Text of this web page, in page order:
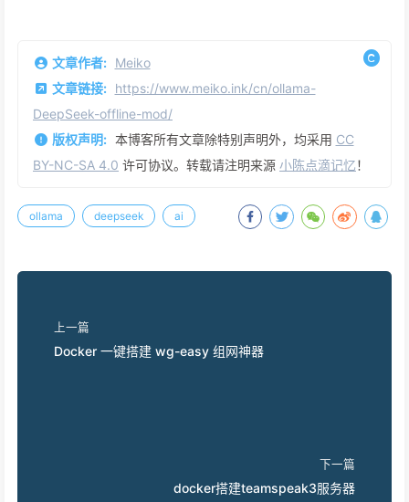
文章作者: Meiko
文章链接: https://www.meiko.ink/cn/ollama-
DeepSeek-offline-mod/
版权声明: 本博客所有文章除特别声明外，均采用 CC
BY-NC-SA 4.0 许可协议。转载请注明来源 小陈点滴记忆！
ollama deepseek ai
上一篇
Docker 一键搭建 wg-easy 组网神器
下一篇
docker搭建teamspeak3服务器